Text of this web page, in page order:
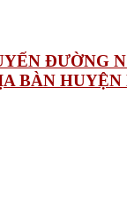
ĐƯỜNG
BÀN